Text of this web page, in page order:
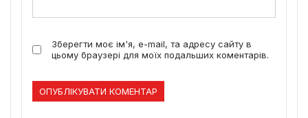
Зберегти моє ім'я, e-mail, та адресу сайту в
цьому браузері для моїх подальших коментарів.